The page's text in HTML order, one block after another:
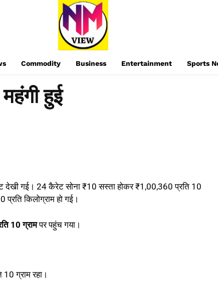
Commodity Business Entertainment Sports
हुई
देखी गई। 24 कैरेट सोना ₹10 सस्ता होकर ₹1,00,360 प्रति 10
किलोग्राम हो गई।
10 ग्रामपर पहुंच गया।
ग्राम रहा।